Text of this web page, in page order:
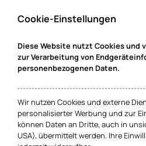
Cookie-Einstellungen
Diese Website nutzt Cookies und
zur Verarbeitung von
personenbezogenen Daten.
Wir nutzen Cookies und externe
personalisierter Werbung und zur
können Daten an Dritte, auch in
USA), übermittelt werden. Ihre